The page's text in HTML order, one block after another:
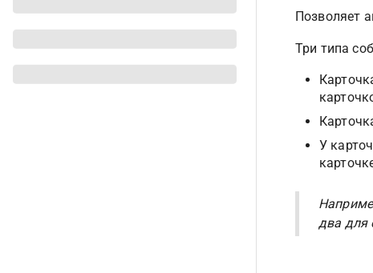
Позволяет
Три типа
У
два для